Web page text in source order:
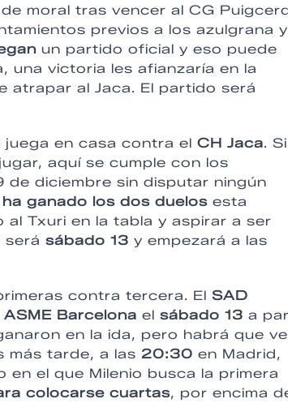
moral tras vencer al CG
previos a los azulgrana y
un partido oficial y eso puede
una victoria les afianzaría en la
atrapar al Jaca. El partido será
juega en casa contra el CH Jaca. Si
aquí se cumple con los
de diciembre sin disputar ningún
ha ganado los dos duelos esta
Txuri en la tabla y aspirar a ser
será sábado 13 y empezará a las
contra tercera. El SAD
ASME Barcelona el sábado 13 a
en la ida, pero habrá que
más tarde, a las 20:30 en Madrid,
en el que Milenio busca la primera
colocarse cuartas, por encima